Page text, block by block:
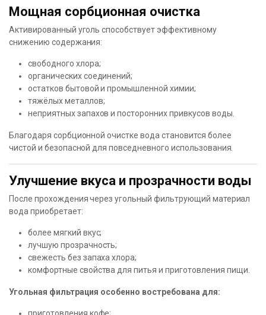
Мощная сорбционная очистка
Активированный уголь способствует эффективному
снижению содержания:
свободного хлора;
органических соединений;
остатков бытовой и промышленной химии;
тяжёлых металлов;
неприятных запахов и посторонних привкусов воды.
Благодаря сорбционной очистке вода становится более
чистой и безопасной для повседневного использования.
Улучшение вкуса и прозрачности воды
После прохождения через угольный фильтрующий материал
вода приобретает:
более мягкий вкус;
лучшую прозрачность;
свежесть без запаха хлора;
комфортные свойства для питья и приготовления пищи.
Угольная фильтрация особенно востребована для: